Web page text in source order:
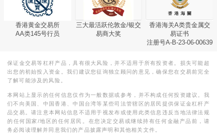
香港黄金交易所
AA类145号行员
三大最活跃伦敦金/银交
易商大奖
香港海关A类贵金属交
易证书
注册号A-B-23-06-00639
保证金交易等杠杆产品，具有很大风险，并不适用于所有投资者。损失可能超
出您的初始投入资金。我们建议您征询独立顾问的意见，确保您在交易前完全
了解可能涉及的风险。
本网站上显示的任何信息仅作为一般数据或参考，并不构成任何投资建议。我
们不向美国、中国香港、中国台湾等某些司法管辖区的居民提供保证金杠杆产
品交易。请注意本网站信息不适用于视发布或使用此类信息违反当地法律法规
的任何国家/地区的任何居民。在您决定交易或继续持有任何金融产品前，请
务必阅读理解并同意我们的产品披露声明和其他相关文件。